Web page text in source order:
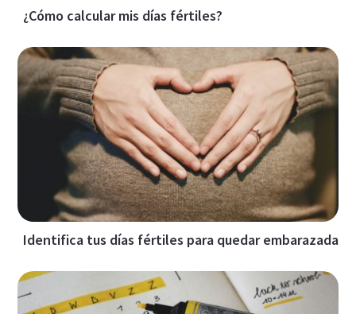
¿Cómo calcular mis días fértiles?
Identifica tus días fértiles para quedar embarazada